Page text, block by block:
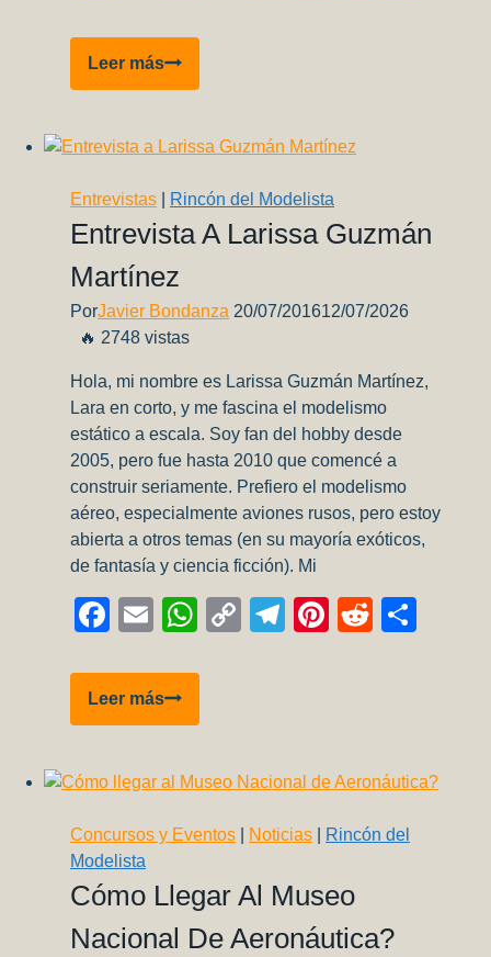
Leer másGalería
de
SAI
“Dardo”
Entrevistas Rincón del Modelista
Entrevista A Larissa Guzmán
Martínez
PorJavier Bondanza 20/07/201612/07/2026
🔥 2748 vistas
Hola, mi nombre es Larissa Guzmán Martínez,
Lara en corto, y me fascina el modelismo
estático a escala. Soy fan del hobby desde
2005, pero fue hasta 2010 que comencé a
construir seriamente. Prefiero el modelismo
aéreo, especialmente aviones rusos, pero estoy
abierta a otros temas (en su mayoría exóticos,
de fantasía y ciencia ficción). Mi
Facebook
EmailWhatsApp
CopyTelegram
Pinterest
Reddit
Leer másEntrevista
a
Guzmán
Concursos y Eventos
Noticias
Rincón del
Modelista
Cómo Llegar Al Museo
Nacional De Aeronáutica?